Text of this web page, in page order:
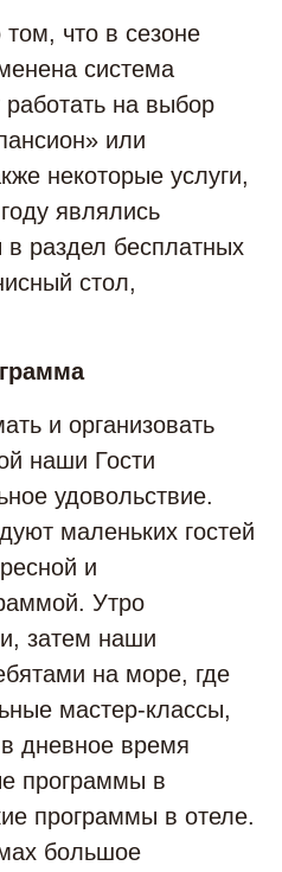
что в сезоне
система
работать на выбор
или
некоторые услуги,
являлись
раздел бесплатных
стол,
и организовать
наши Гости
удовольствие.
маленьких гостей
и
Утро
затем наши
на море, где
мастер-классы,
дневное время
программы в
программы в отеле.
большое